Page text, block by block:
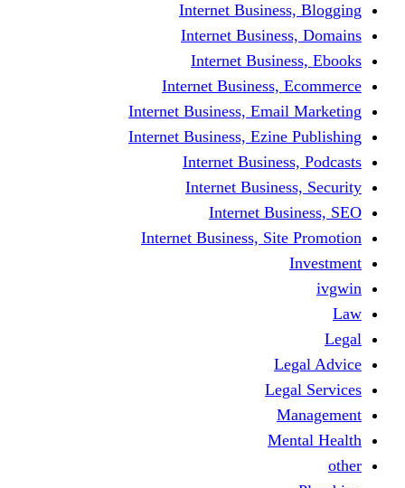
Internet
Internet
Internet
Internet Business,
Internet Business,
Internet Business,
Internet
Internet
Internet
Internet Business,